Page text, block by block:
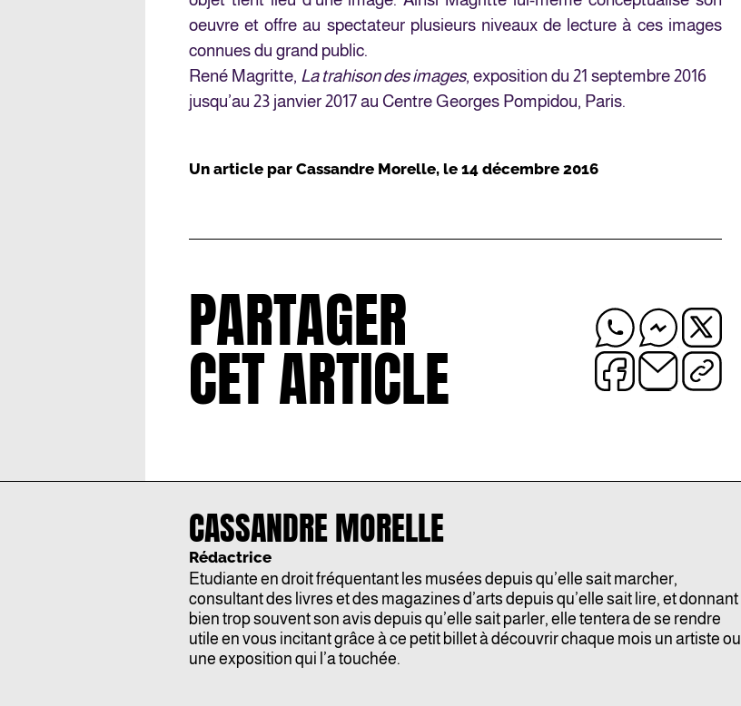
oeuvre et offre au spectateur plusieurs niveaux de lecture à ces images
connues du grand public.
René Magritte, La trahison des images, exposition du 21 septembre 2016
jusqu’au 23 janvier 2017 au Centre Georges Pompidou, Paris.
Un article par Cassandre Morelle, le 14 décembre 2016
PARTAGER
CET ARTICLE
CASSANDRE MORELLE
Rédactrice
Etudiante en droit fréquentant les musées depuis qu’elle sait marcher,
consultant des livres et des magazines d’arts depuis qu’elle sait lire, et donnant
bien trop souvent son avis depuis qu’elle sait parler, elle tentera de se rendre
utile en vous incitant grâce à ce petit billet à découvrir chaque mois un artiste ou
une exposition qui l’a touchée.